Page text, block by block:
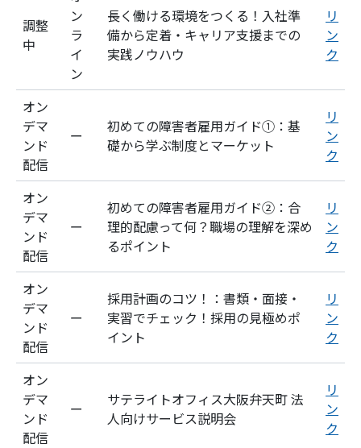
調整
中
ン
ラ
イ
ン
長く働ける環境をつくる！入社準
備から定着・キャリア支援までの
実践ノウハウ
リ
ン
ク
オン
デマ
ンド
配信
ー
初めての障害者雇用ガイド①：基
礎から学ぶ制度とマーケット
リ
ン
ク
オン
デマ
ンド
配信
ー
初めての障害者雇用ガイド②：合
理的配慮って何？職場の理解を深め
るポイント
リ
ン
ク
オン
デマ
ンド
配信
ー
採用計画のコツ！：書類・面接・
実習でチェック！採用の見極めポ
イント
リ
ン
ク
オン
デマ
ンド
配信
ー
サテライトオフィス大阪弁天町 法
人向けサービス説明会
リ
ン
ク